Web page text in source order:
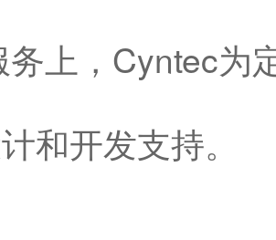
上，Cyntec为
和开发支持。